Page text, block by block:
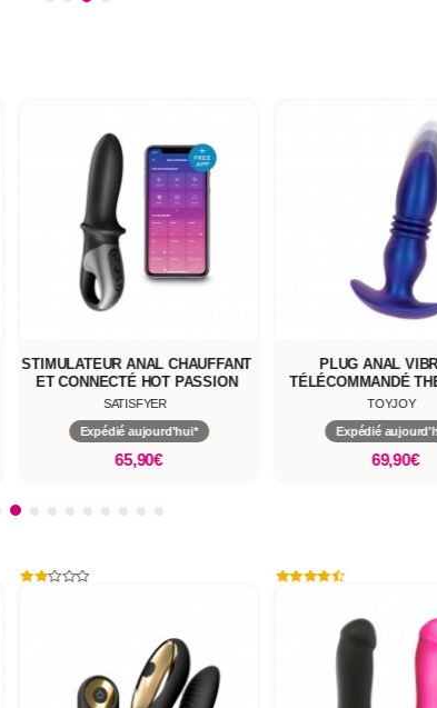
STIMULATEUR ANAL CHAUFFANT
ET CONNECTÉ HOT PASSION
SATISFYER
Expédié aujourd'hui*
65,90€
PLUG ANAL
TÉLÉCOMMANDÉ
THRUSTING
TOYJOY
Expédié
69,90€